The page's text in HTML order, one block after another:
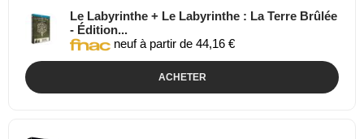
Le Labyrinthe + Le Labyrinthe : La Terre Brûlée
- Édition...
neuf à partir de 44,16 €
ACHETER